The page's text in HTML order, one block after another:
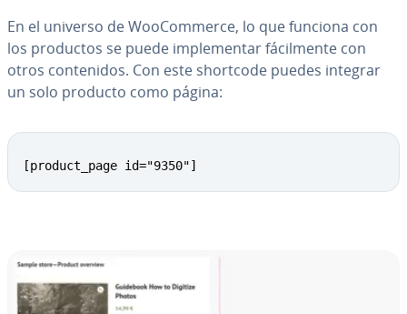
En el universo de Woo­Co­m­me­r­ce, lo que funciona con
los productos se puede im­ple­me­n­tar fá­ci­l­me­n­te con
otros co­n­te­ni­dos. Con este shortcode puedes integrar
un solo producto como página:
[product_page id="9350"]